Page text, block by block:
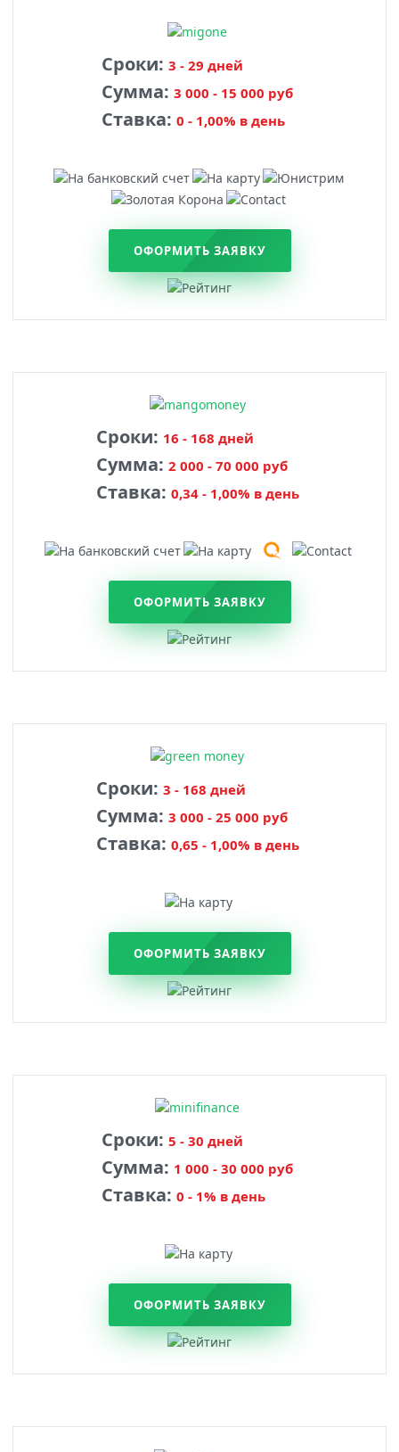
Сроки: 3 - 29 дней
Сумма: 3 000 - 15 000 руб
Ставка: 0 - 1,00% в день
ОФОРМИТЬ ЗАЯВКУ
Сроки: 16 - 168 дней
Сумма: 2 000 - 70 000 руб
Ставка: 0,34 - 1,00% в день
ОФОРМИТЬ ЗАЯВКУ
Сроки: 3 - 168 дней
Сумма: 3 000 - 25 000 руб
Ставка: 0,65 - 1,00% в день
ОФОРМИТЬ ЗАЯВКУ
Сроки: 5 - 30 дней
Сумма: 1 000 - 30 000 руб
Ставка: 0 - 1% в день
ОФОРМИТЬ ЗАЯВКУ